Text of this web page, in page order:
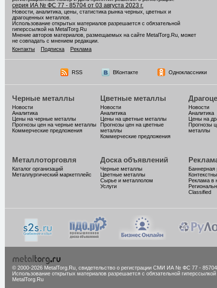
серия ИА № ФС 77 - 85704 от 03 августа 2023 г.
Новости, аналитика, цены, статистика рынка черных, цветных и
драгоценных металлов.
Использование открытых материалов разрешается с обязательной
гиперссылкой на MetalTorg.Ru
Мнение авторов материалов, размещаемых на сайте MetalTorg.Ru, может
не совпадать с мнением редакции.
Контакты
Подписка Реклама
RSS ВКонтакте Одноклассники
Черные металлы
Новости
Аналитика
Цены на черные металлы
Прогнозы цен на черные металлы
Коммерческие предложения
Цветные металлы
Новости
Аналитика
Цены на цветные металлы
Прогнозы цен на цветные
металлы
Коммерческие предложения
Новости
Аналитика
Цены на
Прогнозы
металлы
Металлоторговля
Каталог организаций
Металлургический маркетплейс
Доска объявлений
Черные металлы
Цветные металлы
Сырье и металлолом
Услуги
Баннерная
Реклама в
Classified
© 2000-2026 MetalTorg.Ru, cвидетельство о регистрации СМИ ИА № ФС 77 - 85704
Использование открытых материалов разрешается с обязательной гиперссылкой
MetalTorg.Ru